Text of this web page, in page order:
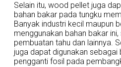
Selain itu, wood pellet juga
bahan bakar pada tungku
Banyak industri kecil maupun
menggunakan bahan bakar
pembuatan tahu dan lainnya.
juga dapat digunakan sebagai
pengganti fosil pada